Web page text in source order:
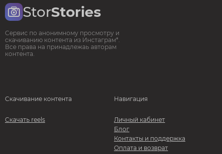
StorStories
Сервис по анонимному просмотру и
скачиванию контента из Инстаграм*.
Все права на принадлежаь авторам
контента.
Скачивание контента
Скачать reels
Навигация
Личный кабинет
Блог
Контакты и поддержка
Оплата и возврат